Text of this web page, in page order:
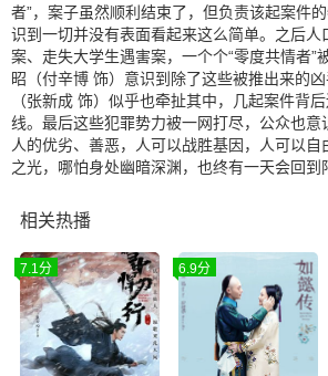
者”，案子虽然顺利结束了，但负责该起案件
识到一切并没有表面看起来这么简单。之后人
案、走失大学生遇害案，一个个“零度共情者”
昭（付辛博 饰）意识到除了这些被推出来的
（张新成 饰）似乎也牵扯其中，几起案件背
线。最后这些犯罪势力被一网打尽，公众也意
人的优劣、善恶，人可以战胜基因，人可以自
之光，哪怕身处幽暗深渊，也终有一天会回到
相关热播
7.1分 6.9分